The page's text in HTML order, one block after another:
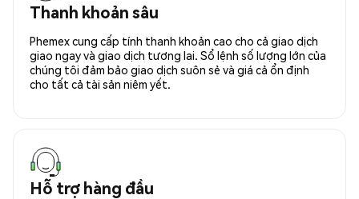
Thanh khoản sâu
Phemex cung cấp tính thanh khoản cao cho cả giao dịch
giao ngay và giao dịch tương lai. Sổ lệnh số lượng lớn của
chúng tôi đảm bảo giao dịch suôn sẻ và giá cả ổn định
cho tất cả tài sản niêm yết.
Hỗ trợ hàng đầu